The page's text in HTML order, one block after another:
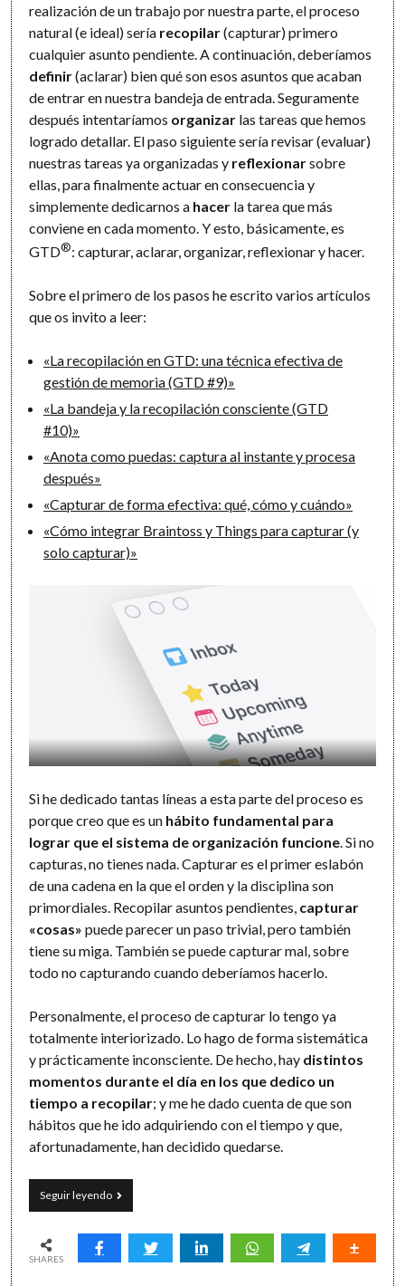
realización de un trabajo por nuestra parte, el proceso
natural (e ideal) sería recopilar(capturar) primero
cualquier asunto pendiente. A continuación, deberíamos
definir(aclarar) bien qué son esos asuntos que acaban
de entrar en nuestra bandeja de entrada. Seguramente
después intentaríamos organizar las tareas que hemos
logrado detallar. El paso siguiente sería revisar (evaluar)
nuestras tareas ya organizadas y reflexionarsobre
ellas, para finalmente actuar en consecuencia y
simplemente dedicarnos a hacer la tarea que más
conviene en cada momento. Y esto, básicamente, es
GTD®: capturar, aclarar, organizar, reflexionar y hacer.
Sobre el primero de los pasos he escrito varios artículos
que os invito a leer:
«La recopilación en GTD: una técnica efectiva de
gestión de memoria (GTD #9)»
«La bandeja y la recopilación consciente (GTD
#10)»
«Anota como puedas: captura al instante y procesa
después»
«Capturar de forma efectiva: qué, cómo y cuándo»
«Cómo integrar Braintoss y Things para capturar (y
solo capturar)»
Si he dedicado tantas líneas a esta parte del proceso es
porque creo que es un hábito fundamental para
lograr que el sistema de organización funcione . Si no
capturas, no tienes nada. Capturar es el primer eslabón
de una cadena en la que el orden y la disciplina son
primordiales. Recopilar asuntos pendientes, capturar
«cosas» puede parecer un paso trivial, pero también
tiene su miga. También se puede capturar mal, sobre
todo no capturando cuando deberíamos hacerlo.
Personalmente, el proceso de capturar lo tengo ya
totalmente interiorizado. Lo hago de forma sistemática
y prácticamente inconsciente. De hecho, hay distintos
momentos durante el día en los que dedico un
tiempo a recopilar; y me he dado cuenta de que son
hábitos que he ido adquiriendo con el tiempo y que,
afortunadamente, han decidido quedarse.
Seguir leyendo7
momentos
capturar
SHARES